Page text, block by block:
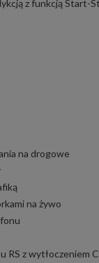
z funkcją Start-
na drogowe
na żywo
z wytłoczeniem